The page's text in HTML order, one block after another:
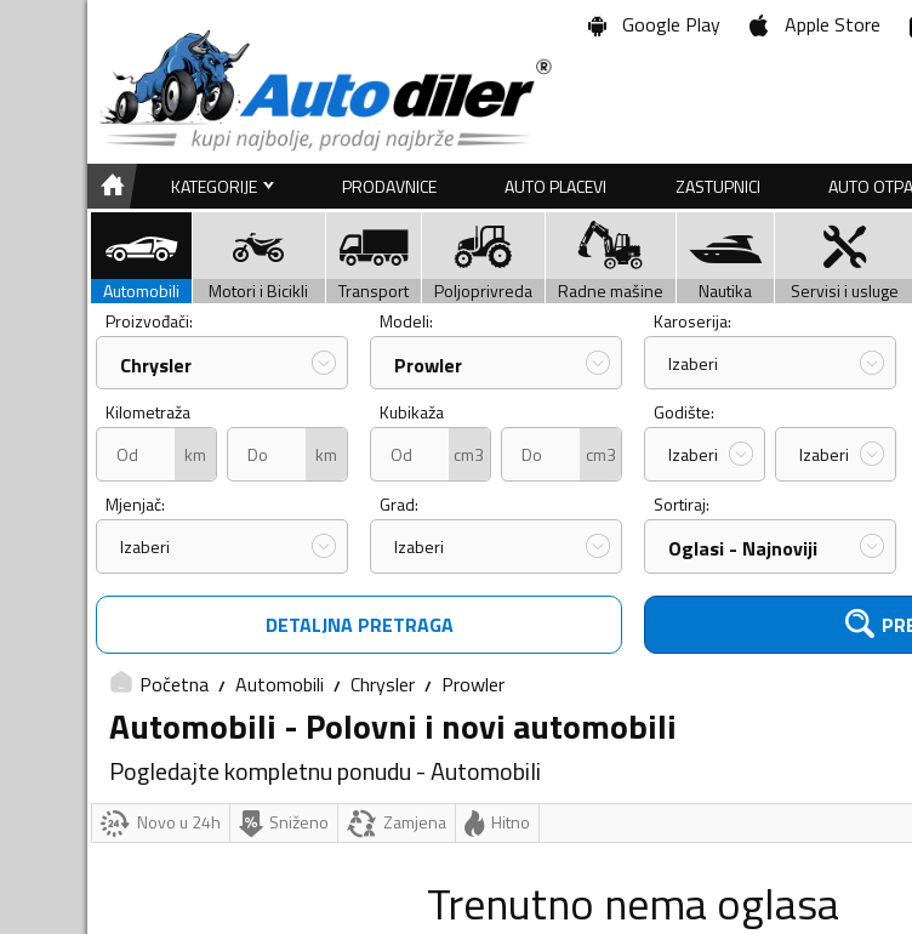
Google Play Apple Store
KATEGORIJE PRODAVNICE AUTO PLACEVI ZASTUPNICI AUTO
Automobili Motori i Bicikli Transport Poljoprivreda Radne mašine Nautika Servisi i usluge
Proizvođači:
Chrysler
Modeli:
Prowler
Karoserija:
Izaberi
Kilometraža
km
km
Kubikaža
cm3
cm3
Godište:
Izaberi
Izaberi
Mjenjač:
Izaberi
Grad:
Izaberi
Sortiraj:
Oglasi - Najnoviji
DETALJNA PRETRAGA
Početna Automobili Chrysler Prowler
Automobili - Polovni i novi automobili
Pogledajte kompletnu ponudu - Automobili
Novo u 24h Sniženo Zamjena Hitno
Trenutno nema oglasa